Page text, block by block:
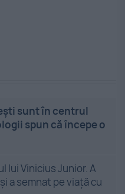
sunt în centrul
spun că începe o
lui Vinicius Junior. A
a semnat pe viață cu